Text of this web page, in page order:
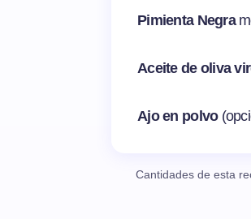
Pimienta Negra
Aceite de oliva
Ajo en polvo
Cantidades de esta